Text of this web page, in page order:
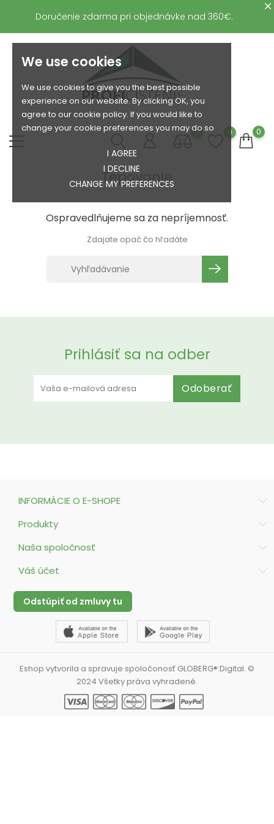
We use cookies
We use cookies to give you the best possible
experience on our website. By clicking OK, you
agree to our cookie policy. If you would like to
change your cookie preferences you may do so
I AGREE
I DECLINE
CHANGE MY PREFERENCES
Doručenie zdarma pri objednávke nad 360€.
0 0 0
Tepovanie
Ospravedlňujeme sa za nepríjemnosť.
Zdajate opač čo hľadáte
Prihlásiť sa na odber
Odoberať
INFORMÁCIE O E-SHOPE
Produkty
Naša spoločnosť
Váš účet
Odstúpiť od zmluvy tu
Eshop vytvorila a spravuje spoločonosť GLOBERG®:Digital. ©
2024 Všetky práva vyhradené.